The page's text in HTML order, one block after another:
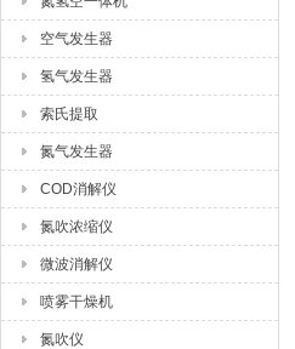
空气发生器
氢气发生器
索氏提取
氮气发生器
COD消解仪
氮吹浓缩仪
微波消解仪
喷雾干燥机
氮吹仪